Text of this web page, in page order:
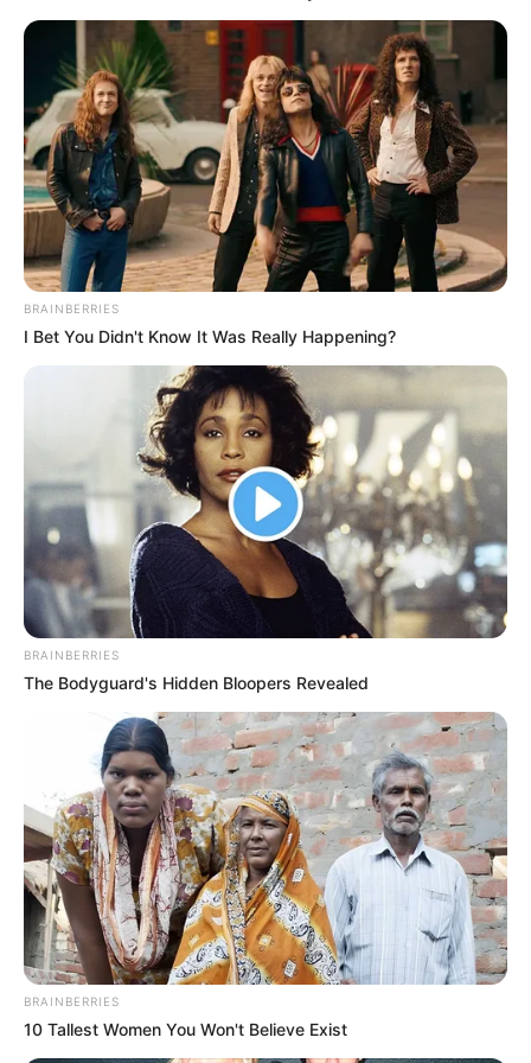
(foto: dustinhalleck)
7. Jika yang sebelumnya memakai kayu sebagai meja,
lain halnya dengan ini. Sofa bentuk L terbuat dari
dengan aksen kayu yang kental
BRAINBERRIES
I Bet You Didn't Know It Was Really Happening?
BRAINBERRIES
The Bodyguard's Hidden Bloopers Revealed
BRAINBERRIES
10 Tallest Women You Won't Believe Exist